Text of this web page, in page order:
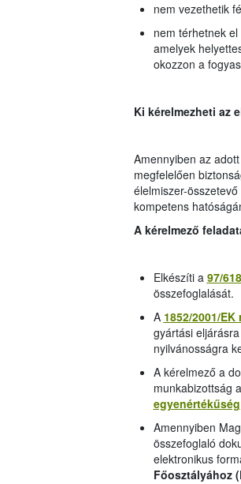
nem vezethetik
nem térhetnek
amelyek
okozzon a
Ki kérelmezheti az
Amennyiben az
megfelelően
élelmiszer-
kompetens
A kérelmező
Elkészíti a 97/
összefoglalását.
A 1852/2001/EK
gyártási
nyilvánosságra
A kérelmező a
munkabizottság
egyenértékűség
Amennyiben
összefoglaló
elektronikus
Főosztályához